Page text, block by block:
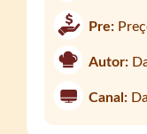
Pre:
Autor:
Canal: